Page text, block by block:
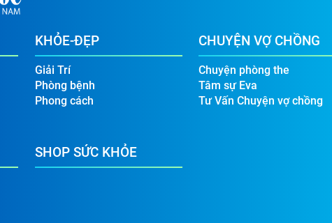
KHỎE-ĐẸP
Giải Trí
Phòng bệnh
Phong cách
CHUYỆN VỢ CHỒNG
Chuyện phòng the
Tâm sự Eva
Tư Vấn Chuyện vợ chồng
SHOP SỨC KHỎE